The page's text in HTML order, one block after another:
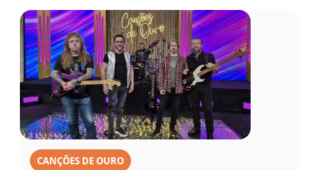
CANÇÕES DE OURO